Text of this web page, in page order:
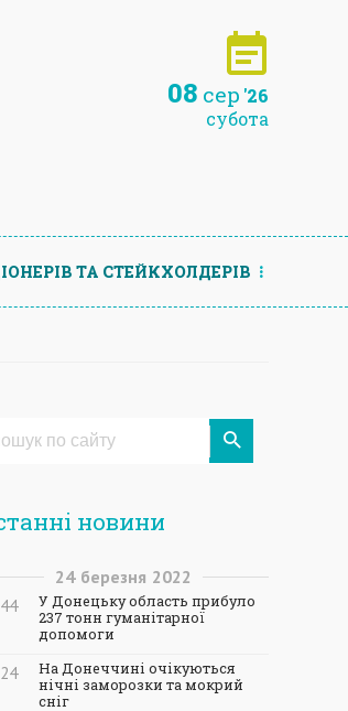
08 сер '26
субота
ТА СТЕЙКХОЛДЕРIВ
новини
24 березня 2022
У Донецьку область прибуло
237 тонн гуманітарної
допомоги
На Донеччині очікуються
нічні заморозки та мокрий
сніг